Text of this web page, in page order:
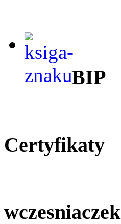
BIP
Certyfikaty
wczesniaczek